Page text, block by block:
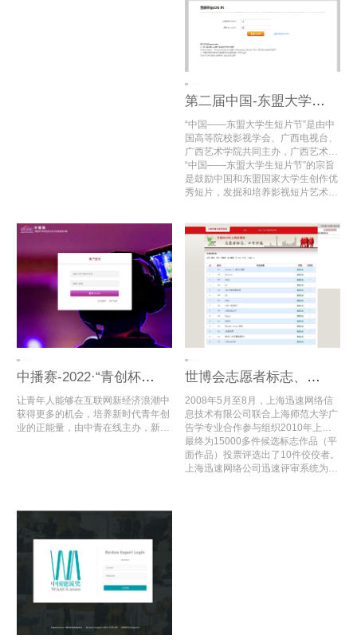
第二届中国-东盟大学生短片节
“中国——东盟大学生短片节”是由中
国高等院校影视学会、广西电视台、
广西艺术学院共同主办，广西艺术学
院国际交流处、广西艺术学院影视与
传媒学院、中国高等院校影视学会微
电影创研中心（广西艺术学院）承
大学生的国际短片节。
“中国——东盟大学生短片节”的宗旨
是鼓励中国和东盟国家大学生创作优
秀短片，发掘和培养影视短片艺术创
生影视文化艺术交流与合作的国际平
中播赛-2022·“青创杯”数字经济与文化交流创新大赛
让青年人能够在互联网新经济浪潮中
获得更多的机会，培养新时代青年创
业的正能量，由中青在线主办，新华
创新创业氛围，推动电商产业转型升
促进经济发展与乡村振兴。
世博会志愿者标志、口号征集活动专家评审
2008年5月至8月，上海迅速网络信
息技术有限公司联合上海师范大学广
告学专业合作参与组织2010年上海
世博会志愿者标志、口号评选活动，
开发了“2010年上海世博会志愿者标
志、口号评选”电脑评审系统，为世
最终为15000多件候选标志作品（平
面作品）投票评选出了10件佼佼者。
上海迅速网络公司迅速评审系统为世